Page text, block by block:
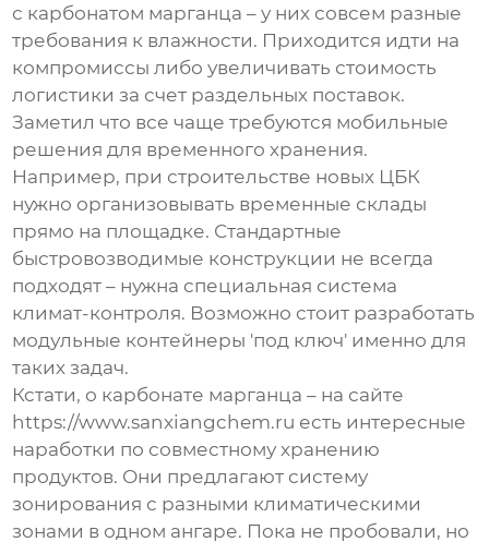
с карбонатом марганца – у них совсем разные
требования к влажности. Приходится идти на
компромиссы либо увеличивать стоимость
логистики за счет раздельных поставок.
Заметил что все чаще требуются мобильные
решения для временного хранения.
Например, при строительстве новых ЦБК
нужно организовывать временные склады
прямо на площадке. Стандартные
быстровозводимые конструкции не всегда
подходят – нужна специальная система
климат-контроля. Возможно стоит разработать
модульные контейнеры 'под ключ' именно для
таких задач.
Кстати, о карбонате марганца – на сайте
https://www.sanxiangchem.ru есть интересные
наработки по совместному хранению
продуктов. Они предлагают систему
зонирования с разными климатическими
зонами в одном ангаре. Пока не пробовали, но